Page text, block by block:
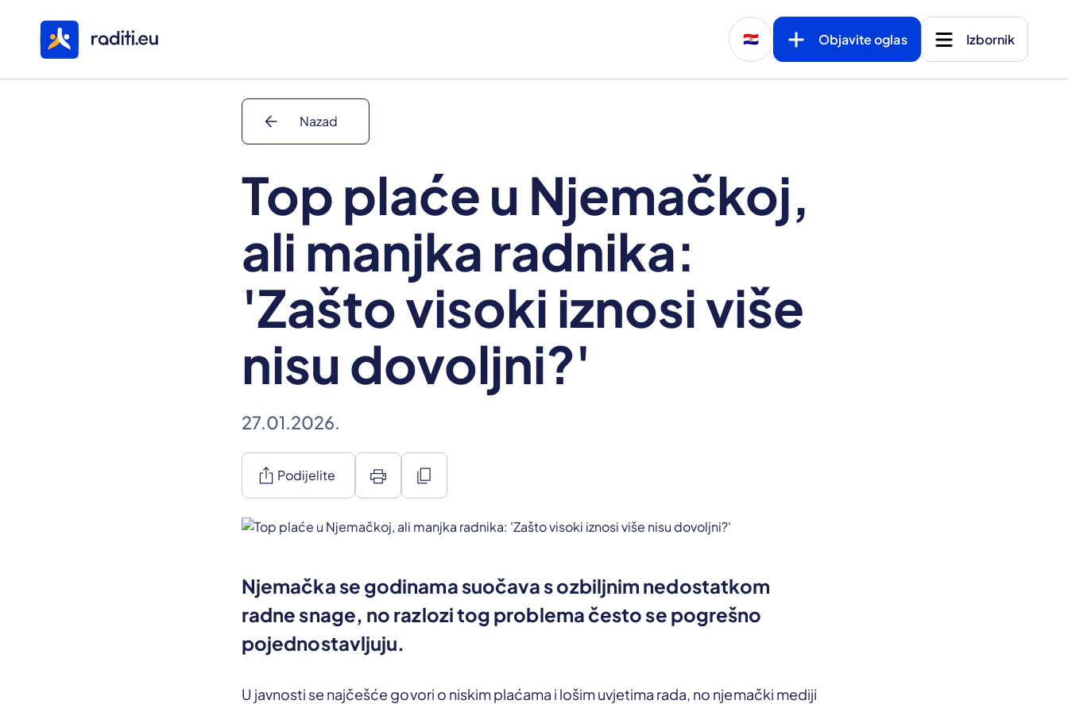
🇭🇷 Objavite oglas Izbornik
arrow_back Nazad
Top plaće u Njemačkoj,
ali manjka radnika:
'Zašto visoki iznosi više
nisu dovoljni?'
27.01.2026.
ios_share Podijelite print content_copy
Njemačka se godinama suočava s ozbiljnim nedostatkom
radne snage, no razlozi tog problema često se pogrešno
pojednostavljuju.
U javnosti se najčešće govori o niskim plaćama i lošim uvjetima rada, no njemački mediji